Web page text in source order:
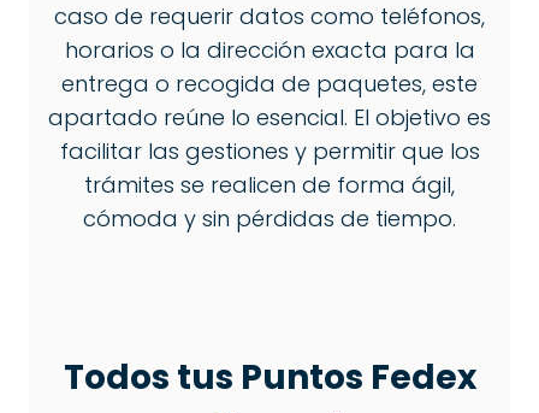
caso de requerir datos como teléfonos,
horarios o la dirección exacta para la
entrega o recogida de paquetes, este
apartado reúne lo esencial. El objetivo es
facilitar las gestiones y permitir que los
trámites se realicen de forma ágil,
cómoda y sin pérdidas de tiempo.
Todos tus Puntos Fedex